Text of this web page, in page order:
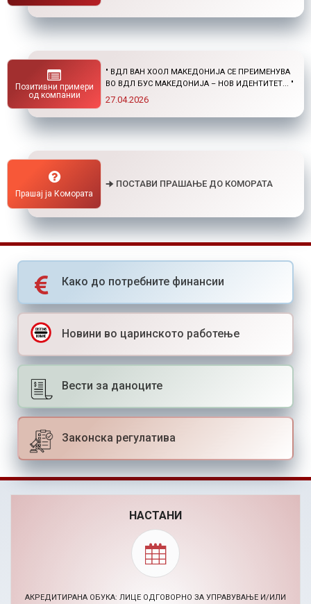
Позитивни примери
од компании
ПОСТДИПЛОМСКИ СТУДИИ ДОМА И ВО
СТРАНСТВО "
01.04.2026
Прашај ја Комората
🠊 ПОСТАВИ ПРАШАЊЕ ДО КОМОРАТА
Како до потребните финансии
Новини во царинското работење
Вести за даноците
Законска регулатива
НАСТАНИ
BIZHACK AI МАРКЕТИНГ ХАКАТОН (24-26.11.2026)